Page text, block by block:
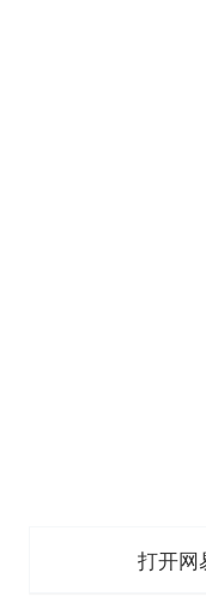
打开网